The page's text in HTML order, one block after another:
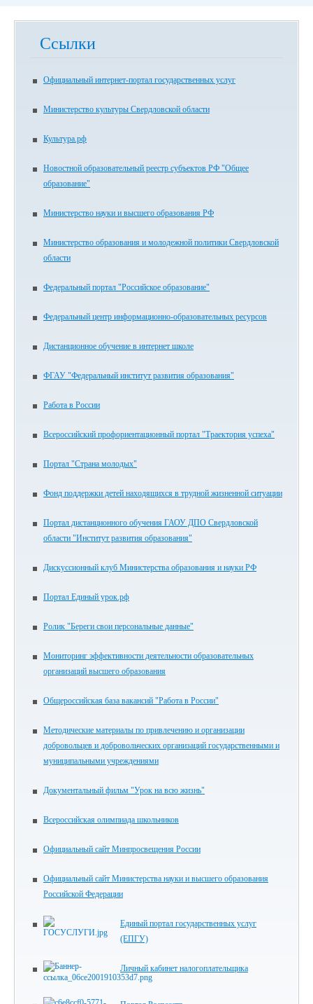
Ссылки
Официальный интернет-портал государственных услуг
Министерство культуры Свердловской области
Культура.рф
Новостной образовательный реестр субъектов РФ "Общее
образование"
Министерство науки и высшего образования РФ
Министерство образования и молодежной политики Свердловской
области
Федеральный портал "Российское образование"
Федеральный центр информационно-образовательных ресурсов
Дистанционное обучение в интернет школе
ФГАУ "Федеральный институт развития образования"
Работа в России
Всероссийский профориентационный портал "Траектория успеха"
Портал "Страна молодых"
Фонд поддержки детей находящихся в трудной жизненной ситуации
Портал дистанционного обучения ГАОУ ДПО Свердловской
области "Институт развития образования"
Дискуссионный клуб Министерства образования и науки РФ
Портал Единый урок.рф
Ролик "Береги свои персональные данные"
Мониторинг эффективности деятельности образовательных
организаций высшего образования
Общероссийская база вакансий "Работа в России"
Методические материалы по привлечению и организации
добровольцев и добровольческих организаций государственными и
муниципальными учреждениями
Документальный фильм "Урок на всю жизнь"
Всероссийская олимпиада школьников
Официальный сайт Минпросвещения России
Официальный сайт Министерства науки и высшего образования
Российской Федерации
Единый портал государственных услуг
(ЕПГУ)
Личный кабинет налогоплательщика